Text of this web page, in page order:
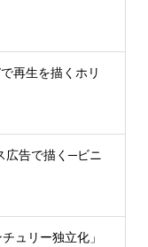
再生を描くホリ
広告で描く─ビニ
ュリー独立化」